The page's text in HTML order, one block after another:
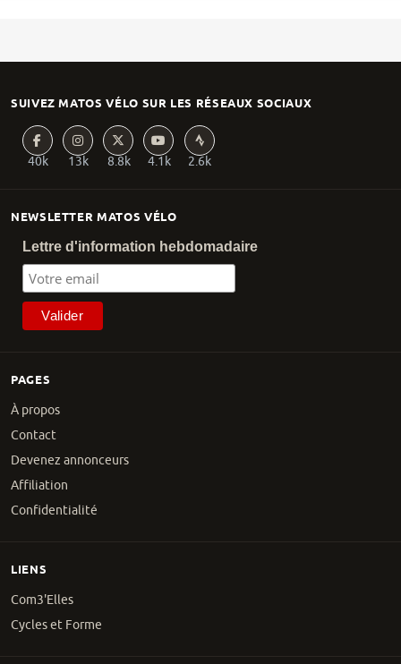
PAGES
À propos
Contact
Devenez annonceurs
Affiliation
Confidentialité
NEWSLETTER MATOS VÉLO
Lettre d'information hebdomadaire
SUIVEZ MATOS VÉLO SUR LES RÉSEAUX SOCIAUX
40k 13k 8.8k 4.1k 2.6k
LIENS
Com3'Elles
Cycles et Forme